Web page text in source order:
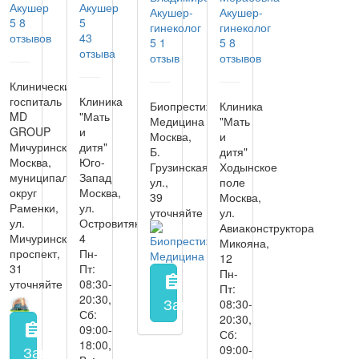
Акушер
5 8
отзывов
Клинический
госпиталь
MD
GROUP
Мичуринский
Москва,
муниципальный
округ
Раменки,
ул.
Мичуринский
проспект,
31
уточняйте
assignment
Запись на прием заполнить форму онлайн
Акушер
5
43
отзыва
Клиника
"Мать
и
дитя"
Юго-
Запад
Москва,
ул.
Островитянова,
4
Пн-
Пт:
08:30-
20:30,
Сб:
09:00-
18:00,
Акушер-
гинеколог
5 1
отзыв
Биопрестиж
Медицина
Москва,
Б.
Грузинская
ул.,
39
уточняйте
assignment
Запись на прием
Акушер-
гинеколог
5 8
отзывов
Клиника
"Мать
и
дитя"
Ходынское
поле
Москва,
ул.
Авиаконструктора
Микояна,
12
Пн-
Пт:
08:30-
20:30,
Сб:
09:00-